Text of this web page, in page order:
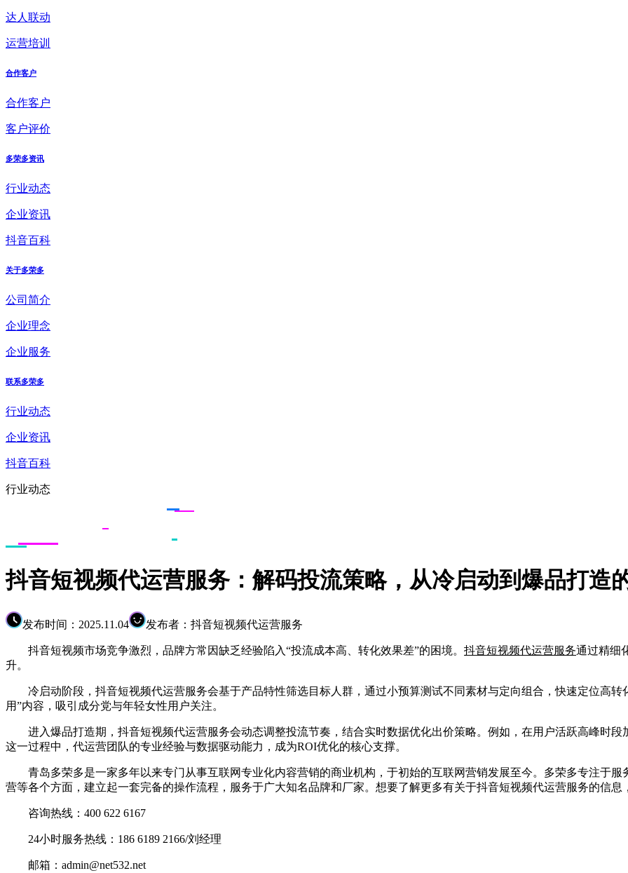
达人联动
运营培训
合作客户
合作客户
客户评价
多荣多资讯
行业动态
企业资讯
抖音百科
关于多荣多
公司简介
企业理念
企业服务
联系多荣多
行业动态
企业资讯
抖音百科
行业动态
抖音短视频代运营服务：解码投流策略，从冷启动到爆品打造
发布时间：2025.11.04 发布者：抖音短视频代运营服务
抖音短视频市场竞争激烈，品牌方常因缺乏经验陷入“投流成本高、转化效果差”的困境。 抖音短视频代运营服务通过精细
升。
冷启动阶段，抖音短视频代运营服务会基于产品特性筛选目标人群，通过小预算测试不同素材与定向组合，快速定位高转
用”内容，吸引成分党与年轻女性用户关注。
进入爆品打造期，抖音短视频代运营服务会动态调整投流节奏，结合实时数据优化出价策略。例如，在用户活跃高峰时段
这一过程中，代运营团队的专业经验与数据驱动能力，成为ROI优化的核心支撑。
青岛多荣多是一家多年以来专门从事互联网专业化内容营销的商业机构，于初始的互联网营销发展至今。多荣多专注于服
营等各个方面，建立起一套完备的操作流程，服务于广大知名品牌和厂家。想要了解更多有关于抖音短视频代运营服务的信息
咨询热线：400 622 6167
24小时服务热线：186 6189 2166/刘经理
邮箱：admin@net532.net